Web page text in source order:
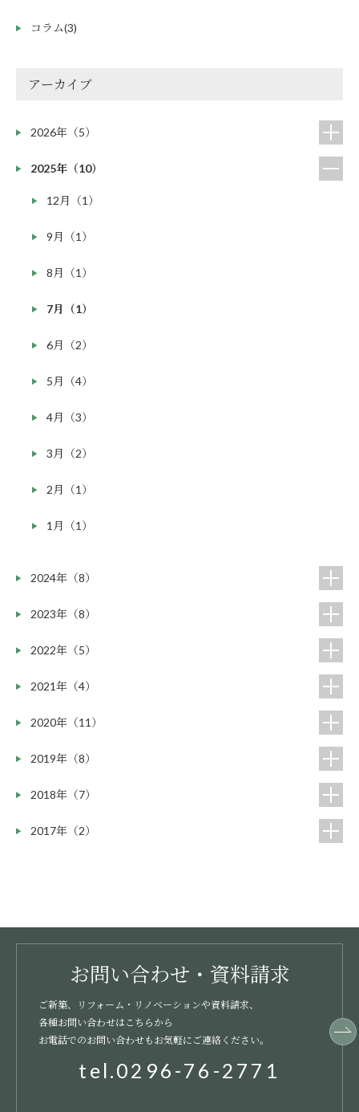
コラム(3)
アーカイブ
2026年（5）
2025年（10）
12月（1）
9月（1）
8月（1）
7月（1）
6月（2）
5月（4）
4月（3）
3月（2）
2月（1）
1月（1）
2024年（8）
2023年（8）
2022年（5）
2021年（4）
2020年（11）
2019年（8）
2018年（7）
2017年（2）
お問い合わせ・資料請求
ご新築、リフォーム・リノベーションや資料請求、
各種お問い合わせはこちらから
お電話でのお問い合わせもお気軽にご連絡ください。
tel.0296-76-2771